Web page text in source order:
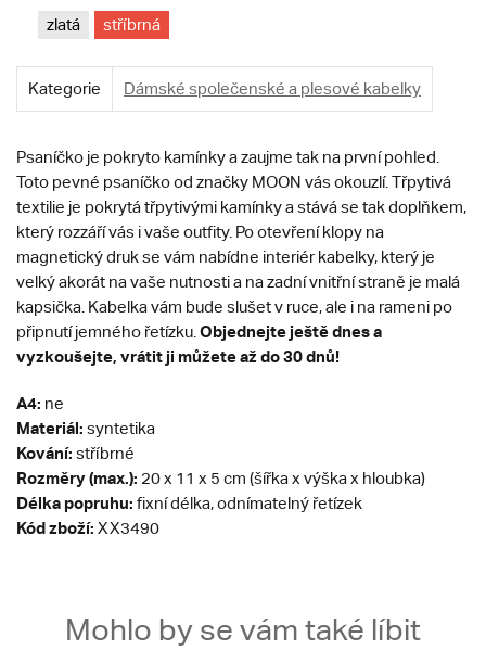
zlatá stříbrná
Kategorie Dámské společenské a plesové kabelky
Psaníčko je pokryto kamínky a zaujme tak na první pohled.
Toto pevné psaníčko od značky MOON vás okouzlí. Třpytivá
textilie je pokrytá třpytivými kamínky a stává se tak doplňkem,
který rozzáří vás i vaše outfity. Po otevření klopy na
magnetický druk se vám nabídne interiér kabelky, který je
velký akorát na vaše nutnosti a na zadní vnitřní straně je malá
kapsička. Kabelka vám bude slušet v ruce, ale i na rameni po
připnutí jemného řetízku. Objednejte ještě dnes a
vyzkoušejte, vrátit ji můžete až do 30 dnů!
A4: ne
Materiál: syntetika
Kování: stříbrné
Rozměry (max.): 20 x 11 x 5 cm (šířka x výška x hloubka)
Délka popruhu: fixní délka, odnímatelný řetízek
Kód zboží: XX3490
Mohlo by se vám také líbit